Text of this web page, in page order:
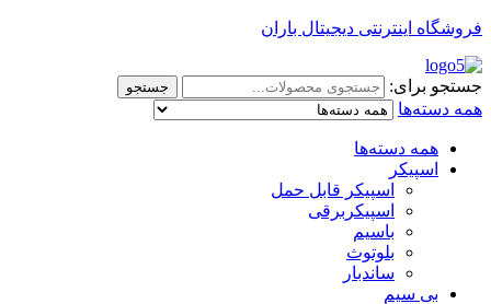
فروشگاه اینترنتی دیجیتال باران
جستجو برای: جستجو
همه دسته‌ها
همه دسته‌ها
اسپیکر
اسپیکر قابل حمل
اسپیکربرقی
باسیم
بلوتوث
ساندبار
بی سیم